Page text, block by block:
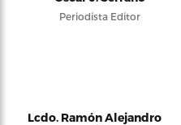
Periodista Editor
Lcdo. Ramón Alejandro